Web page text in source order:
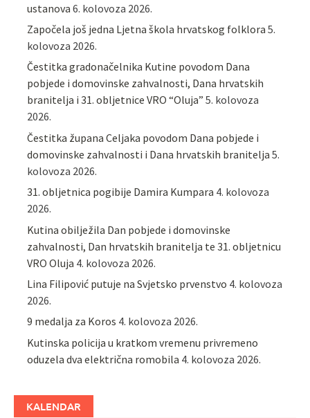
ustanova 6. kolovoza 2026.
Započela još jedna Ljetna škola hrvatskog folklora 5.
kolovoza 2026.
Čestitka gradonačelnika Kutine povodom Dana
pobjede i domovinske zahvalnosti, Dana hrvatskih
branitelja i 31. obljetnice VRO “Oluja” 5. kolovoza
2026.
Čestitka župana Celjaka povodom Dana pobjede i
domovinske zahvalnosti i Dana hrvatskih branitelja 5.
kolovoza 2026.
31. obljetnica pogibije Damira Kumpara 4. kolovoza
2026.
Kutina obilježila Dan pobjede i domovinske
zahvalnosti, Dan hrvatskih branitelja te 31. obljetnicu
VRO Oluja 4. kolovoza 2026.
Lina Filipović putuje na Svjetsko prvenstvo 4. kolovoza
2026.
9 medalja za Koros 4. kolovoza 2026.
Kutinska policija u kratkom vremenu privremeno
oduzela dva električna romobila 4. kolovoza 2026.
KALENDAR